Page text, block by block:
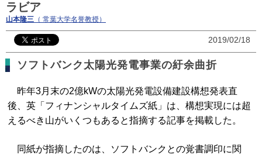
ラビア
山本隆三 （ 常葉大学名誉教授）
2019/02/18
ソフトバンク太陽光発電事業の紆余曲折
昨年3月末の2億kWの太陽光発電設備建設構想発表直
後、英「フィナンシャルタイムズ紙」は、構想実現には超
えるべき山がいくつもあると指摘する記事を掲載した。
同紙が指摘したのは、ソフトバンクとの覚書調印に関